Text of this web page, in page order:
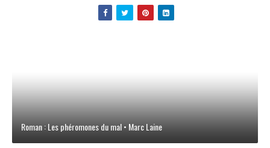
Roman : Les phéromones du mal • Marc Laine